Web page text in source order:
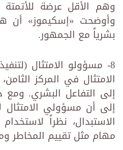
وأوضحت «إسكيموز» أن
بشرياً مع الجمهور.
8- مسؤولو الامتثال
الامتثال في المركز
إلى التفاعل البشري.
إلى أن مسؤولي الامتثال
الاستبدال، نظراً
مهام مثل تقييم المخاطر